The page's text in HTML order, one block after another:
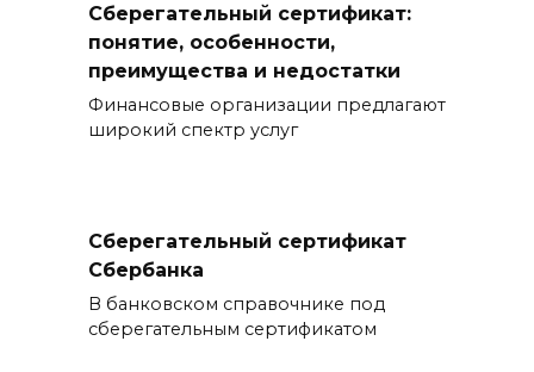
Сберегательный сертификат:
понятие, особенности,
преимущества и недостатки
Финансовые организации предлагают
широкий спектр услуг
Сберегательный сертификат
Сбербанка
В банковском справочнике под
сберегательным сертификатом